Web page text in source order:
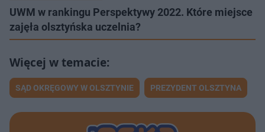
UWM w rankingu Perspektywy 2022. Które miejsce
zajęła olsztyńska uczelnia?
SĄD OKRĘGOWY W OLSZTYNIE PREZYDENT OLSZTYNA